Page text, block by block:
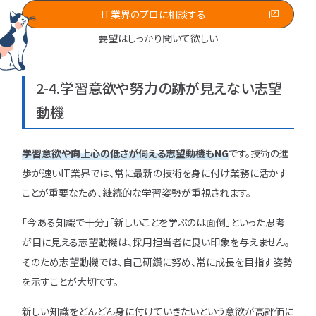
IT業界のプロに相談する
要望はしっかり聞いて欲しい
2-4.学習意欲や努力の跡が見えない志望
動機
学習意欲や向上心の低さが伺える志望動機もNGです。技術の進
歩が速いIT業界では、常に最新の技術を身に付け業務に活かす
ことが重要なため、継続的な学習姿勢が重視されます。
「今ある知識で十分」「新しいことを学ぶのは面倒」といった思考
が目に見える志望動機は、採用担当者に良い印象を与えません。
そのため志望動機では、自己研鑽に努め、常に成長を目指す姿勢
を示すことが大切です。
新しい知識をどんどん身に付けていきたいという意欲が高評価に